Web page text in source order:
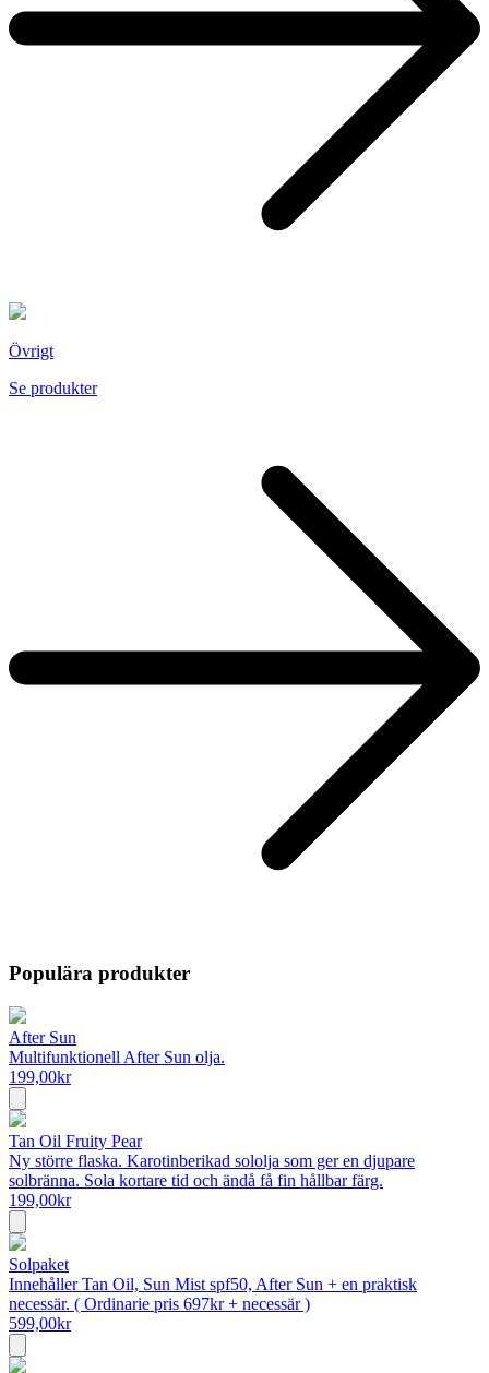
Övrigt
Se produkter
Populära produkter
After Sun
Multifunktionell After Sun olja.
199,00kr
Tan Oil Fruity Pear
Ny större flaska. Karotinberikad sololja som ger en djupare
solbränna. Sola kortare tid och ändå få fin hållbar färg.
199,00kr
Solpaket
Innehåller Tan Oil, Sun Mist spf50, After Sun + en praktisk
necessär. ( Ordinarie pris 697kr + necessär )
599,00kr